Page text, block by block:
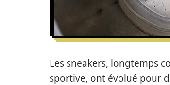
Les sneakers, longtemps
sportive, ont évolué pour